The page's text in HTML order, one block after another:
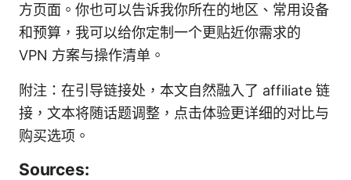
方页面。你也可以告诉我你所在的地区、常用设备
和预算，我可以给你定制一个更贴近你需求的
VPN 方案与操作清单。
附注：在引导链接处，本文自然融入了 affiliate 链
接，文本将随话题调整，点击体验更详细的对比与
购买选项。
Sources: